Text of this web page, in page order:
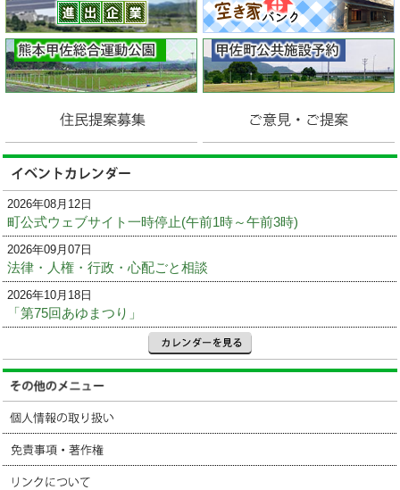
2026年08月12日
町公式ウェブサイト一時停止(午前1時～午前3時)
2026年09月07日
法律・人権・行政・心配ごと相談
2026年10月18日
「第75回あゆまつり」